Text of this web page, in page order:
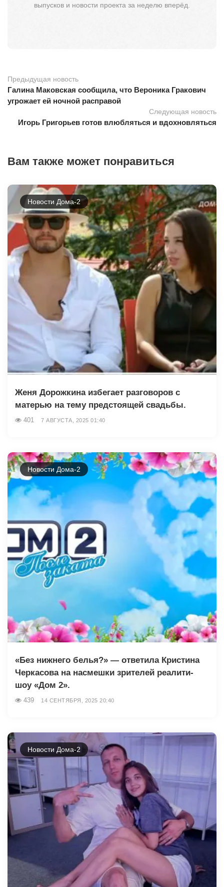
выпусков и новости проекта за неделю вперёд.
Предыдущая новость
Галина Маковская сообщила, что Вероника Гракович
угрожает ей ночной расправой
Следующая новость
Игорь Григорьев готов влюбляться и вдохновляться
Вам также может понравиться
Новости Дома-2
Женя Дорожкина избегает разговоров с
матерью на тему предстоящей свадьбы.
401 7 АВГУСТА, 2025 01:40
Новости Дома-2
«Без нижнего белья?» — ответила Кристина
Черкасова на насмешки зрителей реалити-
шоу «Дом 2».
439 14 СЕНТЯБРЯ, 2025 20:40
Новости Дома-2